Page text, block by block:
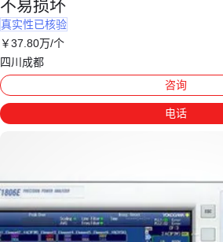
不易损坏
真实性已核验
￥37 .80万/个
四川成都
咨询
电话